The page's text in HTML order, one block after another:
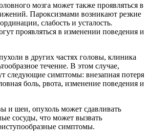
мозга может также проявляться в
Пароксизмами возникают резкие
слабость и усталость.
проявляться в изменении поведения и
в других частях головы, клиника
течение. В этом случае,
следующие симптомы: внезапная потеря
боль, рвота, изменение поведения и
и шеи, опухоль может сдавливать
сосуды, что может вызвать
симптомы.